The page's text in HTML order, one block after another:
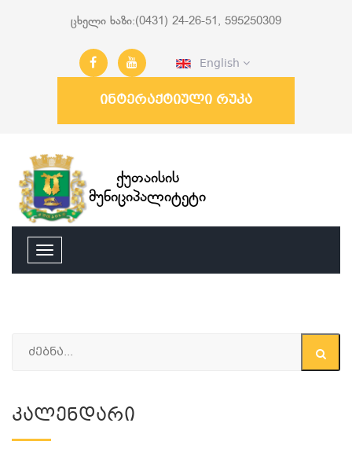
ცხელი ხაზი:(0431) 24-26-51, 595250309
English
ინტერაქტიული რუკა
ქუთაისის
მუნიციპალიტეტი
Კალენდარი